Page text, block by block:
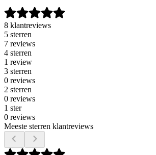
8 klantreviews
5 sterren
7 reviews
4 sterren
1 review
3 sterren
0 reviews
2 sterren
0 reviews
1 ster
0 reviews
Meeste sterren klantreviews